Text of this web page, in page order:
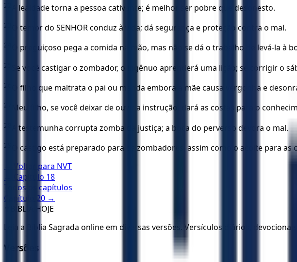
22 A lealdade torna a pessoa cativante; é melhor ser pobre que desonesto.
23 O temor do SENHOR conduz à vida; dá segurança e proteção contra o mal.
24 O preguiçoso pega a comida na mão, mas não se dá o trabalho de levá-la à
25 Se você castigar o zombador, o ingênuo aprenderá uma lição; se corrigir o
26 O filho que maltrata o pai ou manda embora a mãe causa vergonha e
27 Meu filho, se você deixar de ouvir a instrução, dará as costas para o
28 A testemunha corrupta zomba da justiça; a boca do perverso devora o mal.
29
O castigo está preparado para os zombadores, assim como o açoite para as
← Voltar para NVT
← Capítulo 18
Todos os capítulos
Capítulo
20 →
BÍBLIA HOJE
Leia a Bíblia Sagrada online em diversas versões. Versículos diários,
Versões